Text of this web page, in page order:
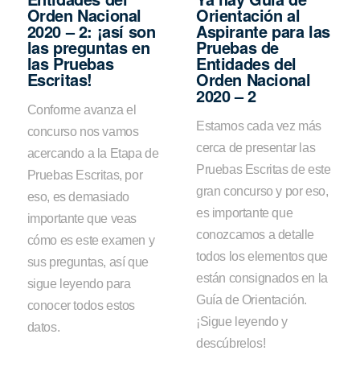
Orden Nacional
2020 – 2: ¡así son
las preguntas en
las Pruebas
Escritas!
Conforme avanza el
concurso nos vamos
acercando a la Etapa de
Pruebas Escritas, por
eso, es demasiado
importante que veas
cómo es este examen y
sus preguntas, así que
sigue leyendo para
conocer todos estos
datos.
Orientación al
Aspirante para las
Pruebas de
Entidades del
Orden Nacional
2020 – 2
Estamos cada vez más
cerca de presentar las
Pruebas Escritas de este
gran concurso y por eso,
es importante que
conozcamos a detalle
todos los elementos que
están consignados en la
Guía de Orientación.
¡Sigue leyendo y
descúbrelos!